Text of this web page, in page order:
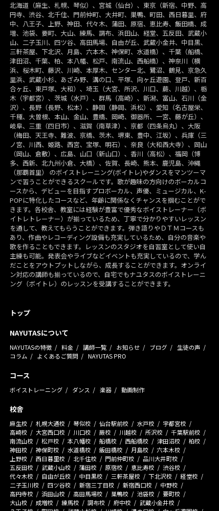
北海道（麻生、札幌、琴似）、宮城（仙台）、東京（新宿、中野、高
円寺、渋谷、北千住、門前仲町、大井町、巣鴨、町田、西日暮里、府
中、八王子、上野、神田、代々木、蒲田、原宿、恵比寿、飯田橋、成
増、池袋、要町、大山、練馬、調布、浜田山、経堂、五反田、武蔵小
山、二子玉川、四ツ谷、高田馬場、自由が丘、武蔵小金井、中目黒、
三軒茶屋、下北沢、月島、六本木、神保町、水道橋）、千葉（船橋、
津田沼、千葉、柏、本八幡、松戸、南流山、西船橋）、神奈川（横
浜、桜木町、藤沢、川崎、本厚木、センター北、鷺沼、鶴見、京急久
里浜、武蔵小杉、あざみ野、溝の口、平塚、向ヶ丘遊園、登戸、新百
合ヶ丘、東戸塚、大和）、埼玉（大宮、所沢、川口、蕨、川越）、栃
木（宇都宮）、茨城（水戸）、群馬（高崎）、新潟、富山、石川（金
沢）、長野（長野、松本）、静岡（静岡、浜松）、愛知（名古屋栄、
千種、大曽根、本山、金山、豊橋、岡崎、御器所、一宮、藤が丘）、
岐阜、三重（四日市）、滋賀（南草津）、京都（四条烏丸）、大阪
（梅田、天王寺、難波、京橋、茨木、堺東、豊中、江坂）、兵庫（三
ノ宮、川西、姫路、西宮、宝塚、明石）、奈良（大和西大寺）、岡山
（岡山、倉敷）、広島、山口（新山口）、香川（高松）、福岡（博
多、西新、北九州小倉、大橋）、佐賀、長崎、熊本、鹿児島、沖縄
（那覇首里） のボイストレーニング(ボイトレ)やダンスをマンツーマ
ンで習うことができるスクールです。歌が趣味の方向けのボーカルコ
ースから、デビューを目指すプロボーカル、声優、ミュージカル、K-
POPに特化したコースなど、年齢に関係なくチャンスを掴むことがで
きます。各校舎、教室には経験が豊富で優秀なボイストレーナー（ボ
イトレトレーナー）が揃っているため、丁寧で分かりやすいレッスン
を通して、教えてもらうことができます。弾き語りやＤＴＭコースも
あり、作曲やレコーディング設備も充実しているため、自分の音楽や
歌を作ることもできます。レッスンのスタジオを自習室として使い自
主練も可能。発表会やライブなどイベントも充実しているので、学ん
だことをアウトプットしながら、成長することができます。オンライ
ン対応の講師も揃っているので、自宅でもナユタスのボイストレーニ
ング（ボイトレ）のレッスンを受講することができます。
トップ
NAYUTASについて
NAYUTASの特徴 料金 講師一覧 お知らせ ブログ
生徒の声
コラム
よくあるご質問 NAYUTAS PRO
コース
ボイストレーニング ダンス 楽器 動画制作
校舎
麻生校 札幌大通校 琴似校 仙台駅前校 水戸校
宇都宮校
高崎校
大宮西口校 川口校 蕨校 川越校 所沢校
千葉駅前校
南流山校
松戸校 本八幡校 船橋校 西船橋校 津田沼校
柏校
神田校
神保町校 水道橋校 飯田橋校 月島校
六本木校
上野校
西日暮里校 北千住校 門前仲町校
品川大井町校
五反田校
武蔵小山校 蒲田校 原宿校 恵比寿校
渋谷校
代々木校
自由が丘校 中目黒校 三軒茶屋校 下北沢校
経堂校
二子玉川校
四ツ谷校 新宿三丁目校 新宿西口校
中野校
高円寺校
浜田山校 高田馬場校 巣鴨校 池袋校
要町校
大山校
成増校 練馬校 調布校 府中校
武蔵小金井校